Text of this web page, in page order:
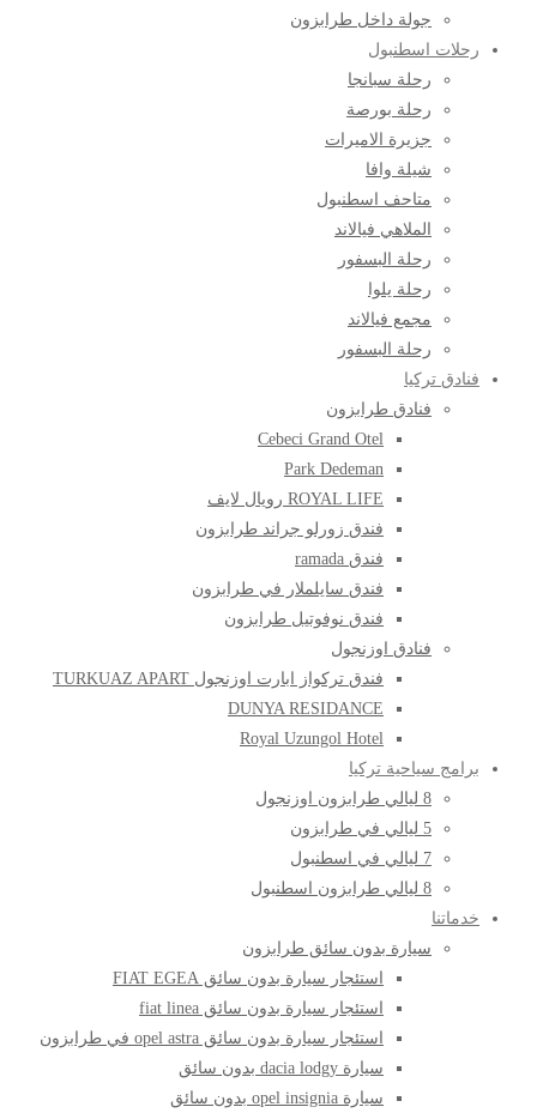
جولة داخل طرابزون
رحلات اسطنبول
رحلة سبانجا
رحلة بورصة
جزيرة الاميرات
شيلة وافا
متاحف اسطنبول
الملاهي فيالاند
رحلة البسفور
رحلة يلوا
مجمع فيالاند
رحلة البسفور
فنادق تركيا
فنادق طرابزون
Cebeci Grand Otel
Park Dedeman
ROYAL LIFE رويال لايف
فندق زورلو جراند طرابزون
فندق ramada
فندق سايلملار في طرابزون
فندق نوفوتيل طرابزون
فنادق اوزنجول
فندق تركواز ابارت اوزنجول TURKUAZ APART
DUNYA RESIDANCE
Royal Uzungol Hotel
برامج سياحية تركيا
8 ليالي طرابزون اوزنجول
5 ليالي في طرابزون
7 ليالي في اسطنبول
8 ليالي طرابزون اسطنبول
خدماتنا
سيارة بدون سائق طرابزون
استئجار سيارة بدون سائق FIAT EGEA
استئجار سيارة بدون سائق fiat linea
استئجار سيارة بدون سائق opel astra في طرابزون
سيارة dacia lodgy بدون سائق
سيارة opel insignia بدون سائق